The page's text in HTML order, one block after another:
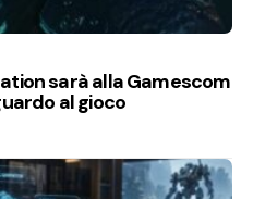
sarà alla Gamescom
al gioco